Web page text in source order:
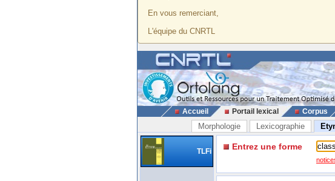
En vous remerciant,
L'équipe du CNRTL
Accueil Portail lexical Corpus
Morphologie Lexicographie
TLFi Entrez une forme